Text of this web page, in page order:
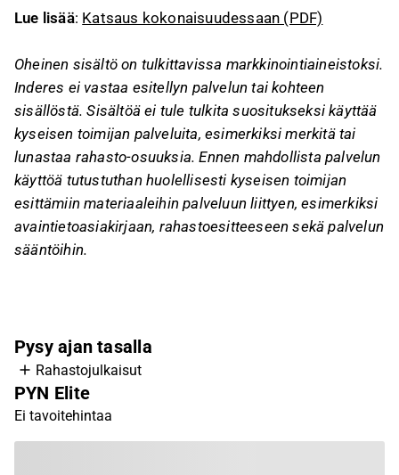
Lue lisää: Katsaus kokonaisuudessaan (PDF)
Oheinen sisältö on tulkittavissa markkinointiaineistoksi.
Inderes ei vastaa esitellyn palvelun tai kohteen
sisällöstä. Sisältöä ei tule tulkita suositukseksi käyttää
kyseisen toimijan palveluita, esimerkiksi merkitä tai
lunastaa rahasto-osuuksia. Ennen mahdollista palvelun
käyttöä tutustuthan huolellisesti kyseisen toimijan
esittämiin materiaaleihin palveluun liittyen, esimerkiksi
avaintietoasiakirjaan, rahastoesitteeseen sekä palvelun
sääntöihin.
Pysy ajan tasalla
Rahastojulkaisut
PYN Elite
Ei tavoitehintaa